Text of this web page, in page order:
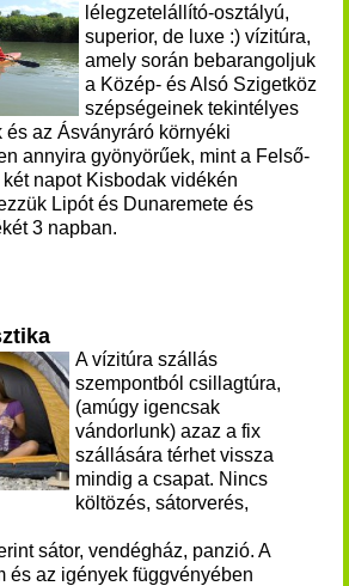
lélegzetelállító-osztályú,
superior, de luxe :) vízitúra,
amely során bebarangoljuk
a Közép- és Alsó Szigetköz
szépségeinek tekintélyes
és az Ásványráró környéki
annyira gyönyörűek, mint a Felső-
napot Kisbodak vidékén
Lipót és Dunaremete és
3 napban.
A vízitúra szállás
szempontból csillagtúra,
(amúgy igencsak
vándorlunk) azaz a fix
szállására térhet vissza
mindig a csapat. Nincs
költözés, sátorverés,
sátor, vendégház, panzió. A
és az igények függvényében